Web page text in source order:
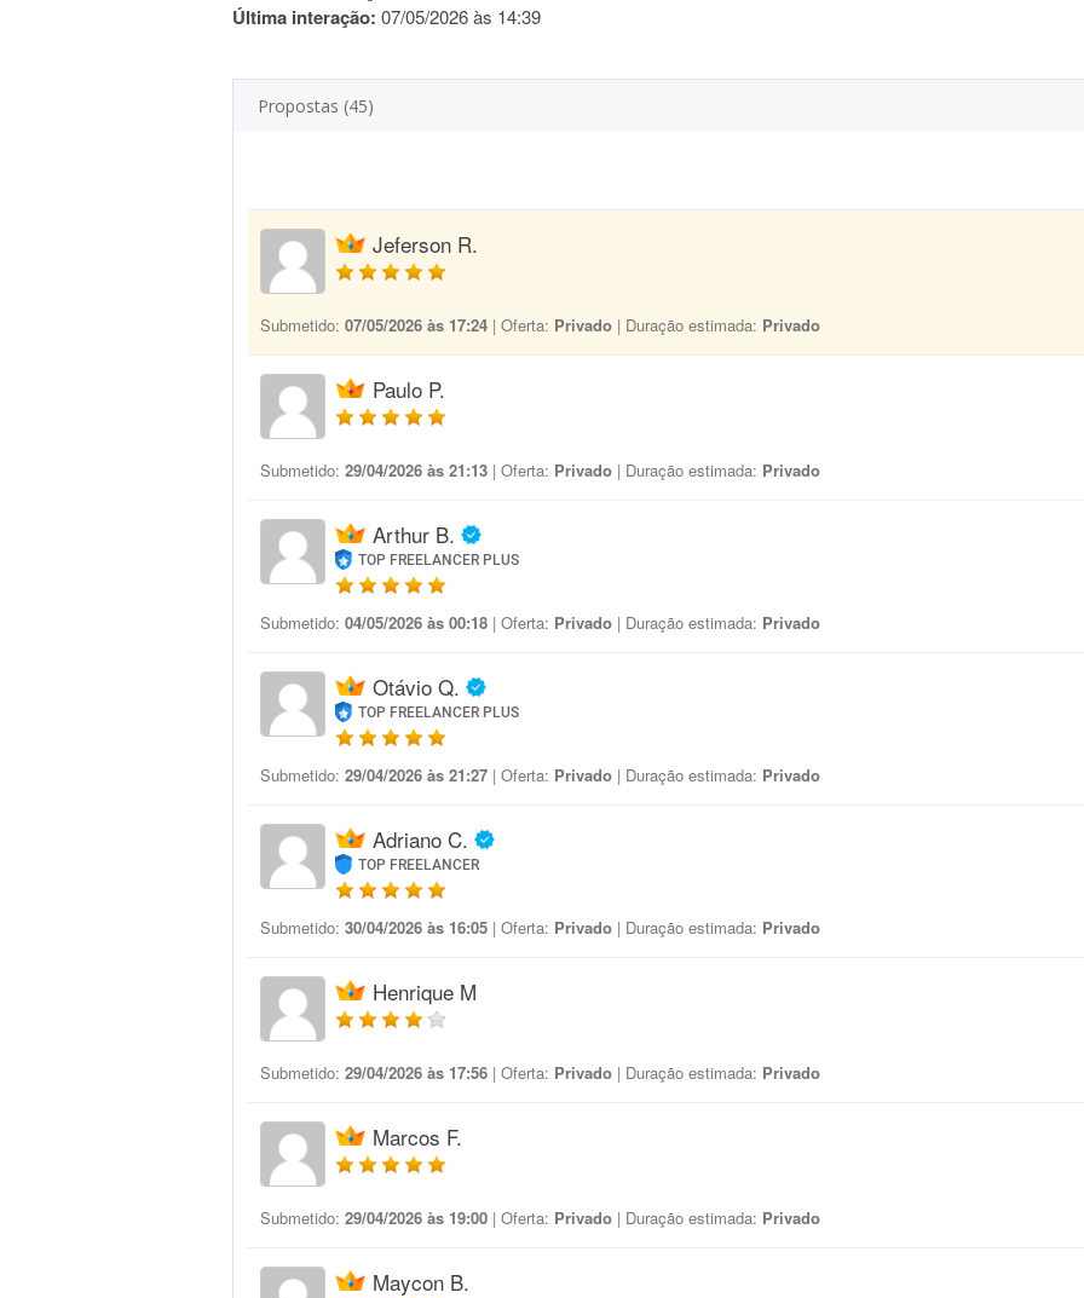
Última interação: 07/05/2026 às 14:39
Propostas (45)
Jeferson R.
Submetido: 07/05/2026 às 17:24 | Oferta: Privado | Duração estimada: Privado
Paulo P.
Submetido: 29/04/2026 às 21:13 | Oferta: Privado | Duração estimada: Privado
Arthur B.
TOP FREELANCER PLUS
Submetido: 04/05/2026 às 00:18 | Oferta: Privado | Duração estimada: Privado
Otávio Q.
TOP FREELANCER PLUS
Submetido: 29/04/2026 às 21:27 | Oferta: Privado | Duração estimada: Privado
Adriano C.
TOP FREELANCER
Submetido: 30/04/2026 às 16:05 | Oferta: Privado | Duração estimada: Privado
Henrique M
Submetido: 29/04/2026 às 17:56 | Oferta: Privado | Duração estimada: Privado
Marcos F.
Submetido: 29/04/2026 às 19:00 | Oferta: Privado | Duração estimada: Privado
Maycon B.